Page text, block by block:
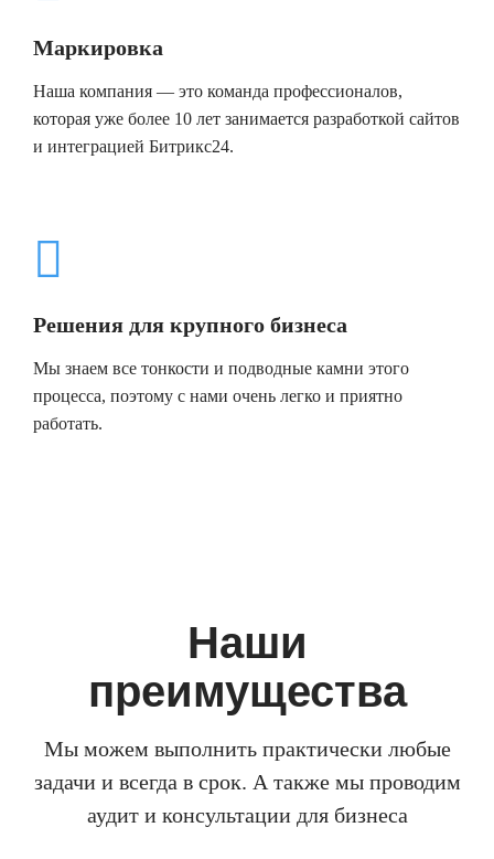
Маркировка
Наша компания — это команда профессионалов,
которая уже более 10 лет занимается разработкой сайтов
и интеграцией Битрикс24.
Решения для крупного бизнеса
Мы знаем все тонкости и подводные камни этого
процесса, поэтому с нами очень легко и приятно
работать.
Наши
преимущества
Мы можем выполнить практически любые
задачи и всегда в срок. А также мы проводим
аудит и консультации для бизнеса